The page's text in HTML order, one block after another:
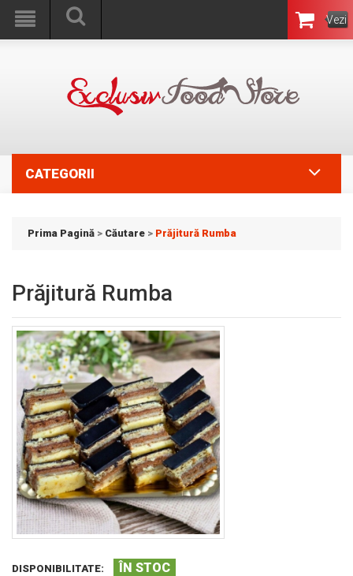
Vezi
Coşul
CATEGORII
Prima Pagină > Căutare > Prăjitură Rumba
Prăjitură Rumba
DISPONIBILITATE: ÎN STOC